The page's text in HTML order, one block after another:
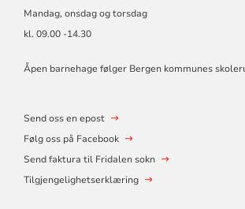
Mandag, onsdag og torsdag
kl. 09.00 -14.30
Åpen barnehage følger Bergen kommunes
Send oss en epost
Følg oss på Facebook
Send faktura til Fridalen sokn
Tilgjengelighetserklæring